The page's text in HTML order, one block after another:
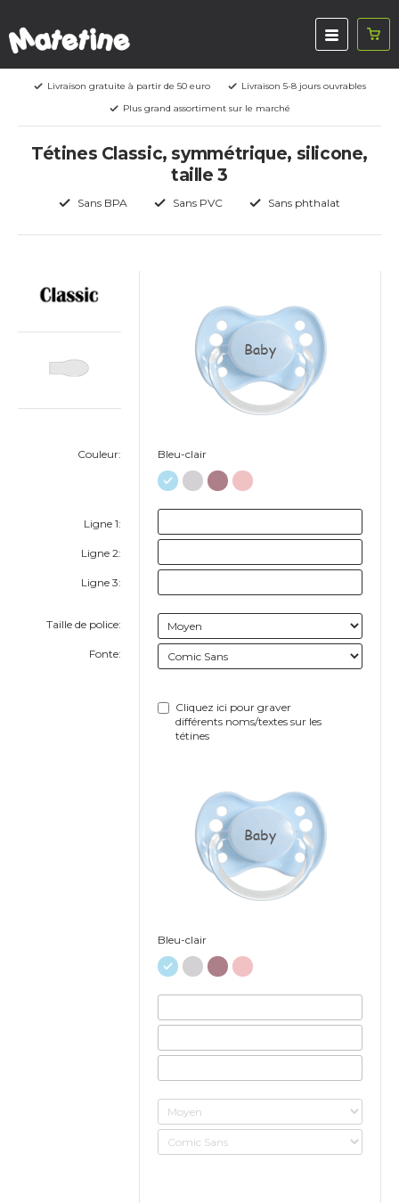
Livraison gratuite à partir de 50 euro
Livraison 5-8 jours ouvrables
Plus grand assortiment sur le marché
Tétines Classic, symmétrique, silicone,
taille 3
Sans BPA Sans PVC Sans phthalat
Couleur:
Ligne 1:
Ligne 2:
Ligne 3:
Taille de police:
Fonte:
Baby
Bleu-clair
Cliquez ici pour graver
différents noms/textes sur les
tétines
Baby
Bleu-clair